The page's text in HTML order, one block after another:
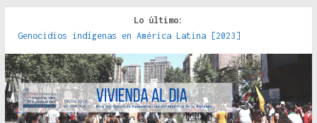
Lo último:
Genocidios indígenas en América Latina [2023]
Estudios sobre la espacialización de los Estados :
políticas, prácticas y representaciones [2022]
Donde el pedernal choca con el acero : hacia una teoría
crítica de las fronteras latinoamericanas [2020]
Criterios técnicos para una vivienda adecuada [2019]